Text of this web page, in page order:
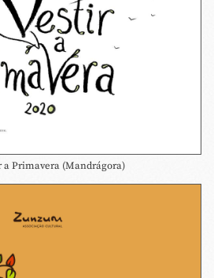
a Primavera (Mandrágora)